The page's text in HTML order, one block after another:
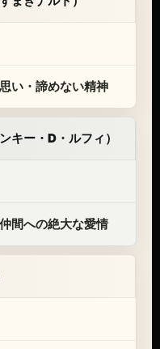
い・諦めない精神
キー・D・ルフィ）
間への絶大な愛情